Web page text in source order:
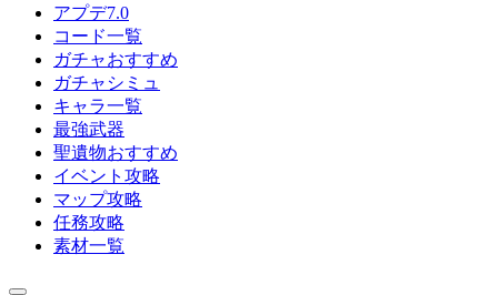
アプデ7.0
コード一覧
ガチャおすすめ
ガチャシミュ
キャラ一覧
最強武器
聖遺物おすすめ
イベント攻略
マップ攻略
任務攻略
素材一覧